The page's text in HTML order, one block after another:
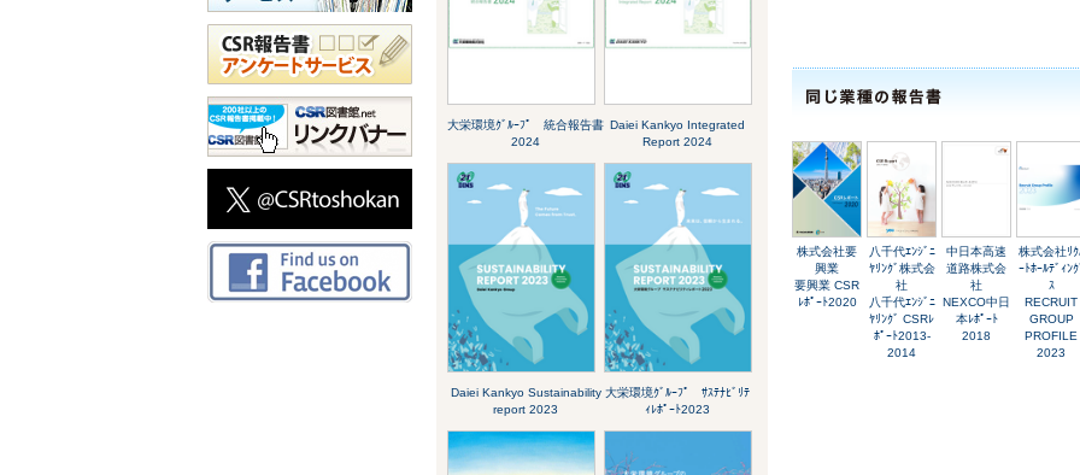
大栄環境ｸﾞﾙｰﾌﾟ 統合報告書
2024
Daiei Kankyo Integrated
Report 2024
Daiei Kankyo Sustainability
report 2023
大栄環境ｸﾞﾙｰﾌﾟ ｻｽﾃﾅﾋﾞﾘﾃ
ｨﾚﾎﾟｰﾄ2023
株式会社要
興業
要興業 CSR
ﾚﾎﾟｰﾄ2020
八千代ｴﾝｼﾞﾆ
ﾔﾘﾝｸﾞ株式会
社
八千代ｴﾝｼﾞﾆ
ﾔﾘﾝｸﾞ CSRﾚ
ﾎﾟｰﾄ2013-
2014
中日本高速
道路株式会
社
NEXCO中日
本ﾚﾎﾟｰﾄ
2018
株式会社ﾘｸ
ｰﾄﾎｰﾙﾃﾞｨﾝｸ
ｽ
RECRUIT
GROUP
PROFILE
2023